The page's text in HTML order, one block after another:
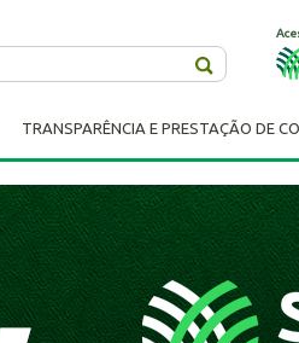
TRANSPARÊNCIA E PRESTAÇÃO DE